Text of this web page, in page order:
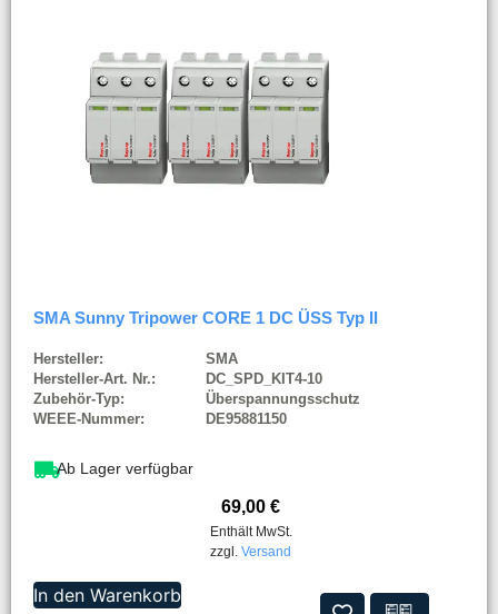
SMA Sunny Tripower CORE 1 DC ÜSS Typ II
Hersteller:
SMA
Hersteller-Art. Nr.:
DC_SPD_KIT4-10
Zubehör-Typ:
Überspannungsschutz
WEEE-Nummer:
DE95881150
Ab Lager verfügbar
69,00 €
Enthält MwSt.
zzgl. Versand
In den Warenkorb